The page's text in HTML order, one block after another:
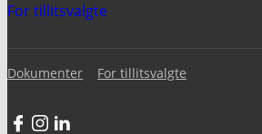
For tillitsvalgte
Dokumenter For tillitsvalgte